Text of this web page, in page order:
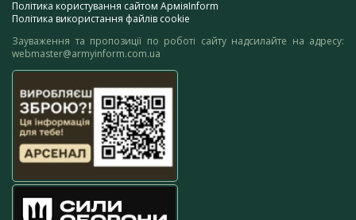
Політика користування сайтом АрміяInform
Політика використання файлів cookie
Зауваження та пропозиції по роботі сайту надсилайте на адресу:
webmaster@armyinform.com.ua